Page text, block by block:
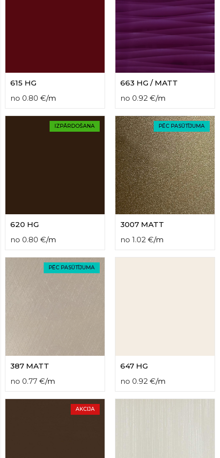
link
China
wholesale.
615 HG
no 0.80 €/m
663 HG / MATT
no 0.92 €/m
IZPĀRDOŠANA
620 HG
no 0.80 €/m
PĒC PASŪTĪJUMA
3007 MATT
no 1.02 €/m
PĒC PASŪTĪJUMA
387 MATT
no 0.77 €/m
647 HG
no 0.92 €/m
AKCIJA